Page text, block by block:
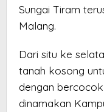
Sungai Tiram
Malang.
Dari situ ke
tanah kosong
dengan
dinamakan